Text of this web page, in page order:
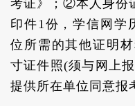
考证》；②本人身份
印件1份，学信网
位所需的其他证明
寸证件照(须与网上
提供所在单位同意报